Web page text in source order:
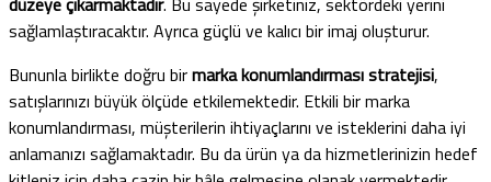
sağlamlaştıracaktır. Ayrıca güçlü ve kalıcı bir imaj oluşturur.
Bununla birlikte doğru birmarka konumlandırması stratejisi,
satışlarınızı büyük ölçüde etkilemektedir. Etkili bir marka
konumlandırması, müşterilerin ihtiyaçlarını ve isteklerini daha iyi
anlamanızı sağlamaktadır. Bu da ürün ya da hizmetlerinizin hedef